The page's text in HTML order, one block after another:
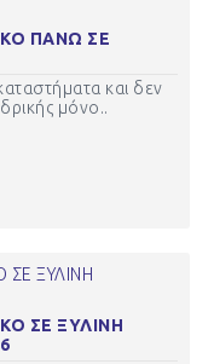
ΠΑΝΩ ΣΕ
και δεν
μόνο..
ΣΕ ΞΥΛΙΝΗ